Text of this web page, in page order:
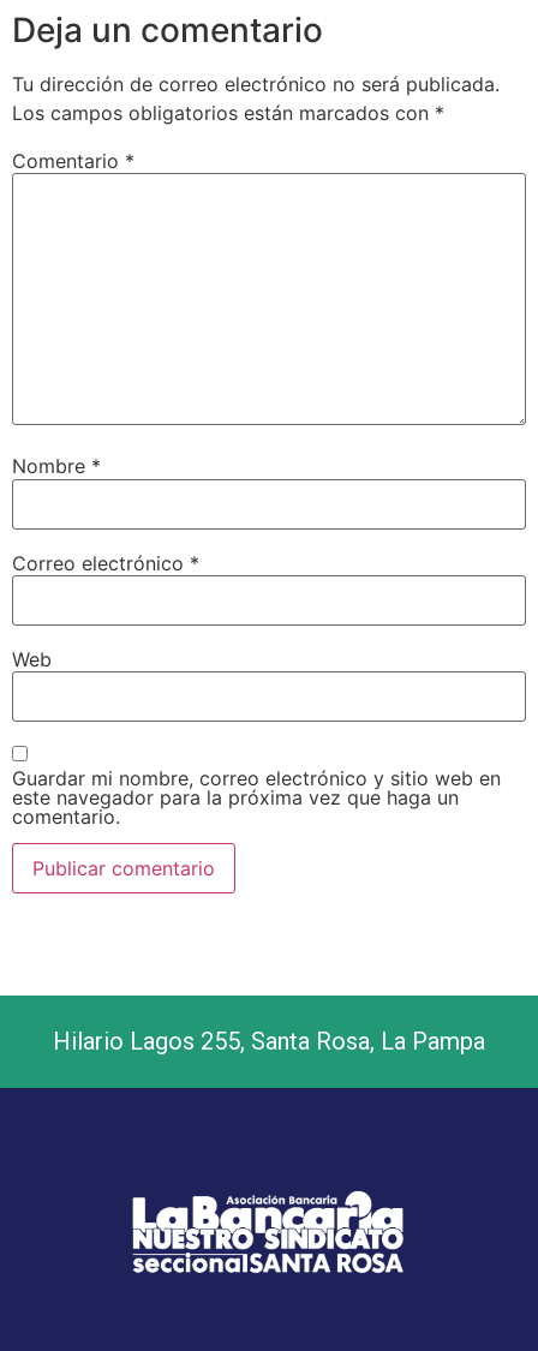
Deja un comentario
Tu dirección de correo electrónico no será publicada.
Los campos obligatorios están marcados con *
Comentario *
Nombre *
Correo electrónico *
Web
Guardar mi nombre, correo electrónico y sitio web en
este navegador para la próxima vez que haga un
comentario.
Hilario Lagos 255, Santa Rosa, La Pampa